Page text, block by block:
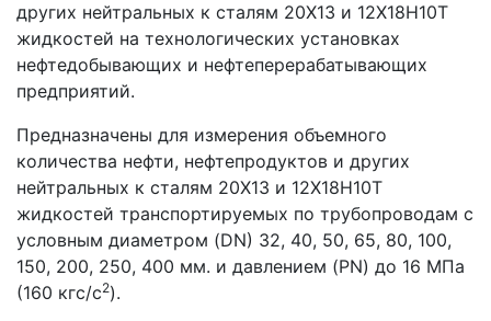
других нейтральных к сталям 20Х13 и 12Х18Н10Т
жидкостей на технологических установках
нефтедобывающих и нефтеперерабатывающих
предприятий.
Предназначены для измерения объемного
количества нефти, нефтепродуктов и других
нейтральных к сталям 20X13 и 12X18Н10Т
жидкостей транспортируемых по трубопроводам с
условным диаметром (DN) 32, 40, 50, 65, 80, 100,
150, 200, 250, 400 мм. и давлением (PN) до 16 МПа
(160 кгс/с2).